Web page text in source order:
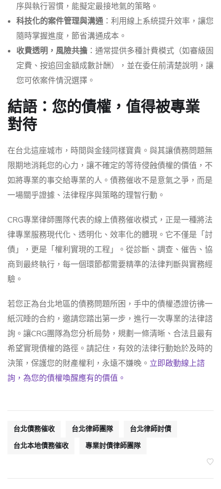
序與執行習慣，能擬定最接地氣的策略。
科技化的案件管理與溝通：利用線上系統提升效率，讓您
隨時掌握進度，節省溝通成本。
收費透明，風險共擔 ：通常提供多種計費模式（如審級固
定費、按追回金額成數計酬），並在委任前清楚說明，讓
您可依案件情況選擇。
結語：您的債權，值得被專業
對待
在台北這座城市，時間與金錢同樣寶貴。與其讓債務問題無
限期地消耗您的心力，讓不確定的等待侵蝕債權的價值，不
如將專業的事交給專業的人。債務催收不是意氣之爭，而是
一場關乎證據、法律程序與策略的理智行動。
CRG專業律師團隊代表的線上債務催收模式，正是一種將法
律專業服務現代化、透明化、效率化的體現。它不僅是「討
債」，更是「權利實現的工程」。從診斷、調查、催告、協
商到最終執行，每一個環節都需要精準的法律判斷與實務經
驗。
若您正為台北地區的債務問題所困，手中的債權憑證彷彿一
紙沉睡的合約，邀請您踏出第一步，進行一次專業的法律諮
詢。讓CRG團隊為您分析局勢，規劃一條清晰、合法且最有
希望實現債權的路徑。請記住，有效的法律行動始於及時的
決策，保護您的財產權利，永遠不嫌晚。 立即啟動線上諮
詢，為您的債權喚醒應有的價值。
台北債務催收 台北律師團隊
台北律師討債
台北本地債務催收
專業討債律師團隊